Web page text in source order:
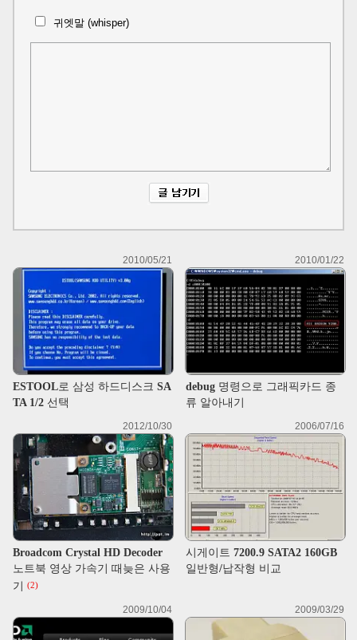
귀엣말 (whisper)
2010/05/21
ESTOOL로 삼성 하드디스크 SA
TA 1/2 선택
2010/01/22
debug 명령으로 그래픽카드 종
류 알아내기
2012/10/30
Broadcom Crystal HD Decoder
노트북 영상 가속기 때늦은 사용
기(2)
2006/07/16
시게이트 7200.9 SATA2 160GB
일반형/납작형 비교
2009/10/04 2009/03/29